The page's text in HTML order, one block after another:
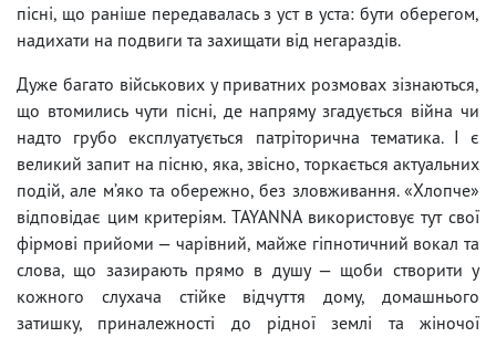
пісні, що раніше передавалась з уст в уста: бути оберегом,
надихати на подвиги та захищати від негараздів.
Дуже багато військових у приватних розмовах зізнаються,
що втомились чути пісні, де напряму згадується війна чи
надто грубо експлуатується патріторична тематика. І є
великий запит на пісню, яка, звісно, торкається актуальних
подій, але м’яко та обережно, без зловживання. «Хлопче»
відповідає цим критеріям. TAYANNA використовує тут свої
фірмові прийоми — чарівний, майже гіпнотичний вокал та
слова, що зазирають прямо в душу — щоби створити у
кожного слухача стійке відчуття дому, домашнього
затишку, приналежності до рідної землі та жіночої